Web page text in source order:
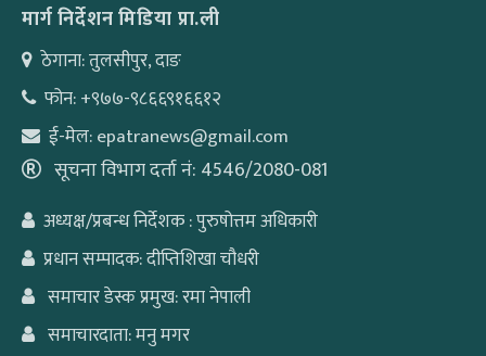
मार्ग निर्देशन मिडिया प्रा.ली
ठेगाना: तुलसीपुर, दाङ
फोन: +९७७-९८६६९१६६१२
ई-मेल: epatranews@gmail.com
सूचना विभाग दर्ता नं: 4546/2080-081
अध्यक्ष/प्रबन्ध निर्देशक : पुरुषोत्तम अधिकारी
प्रधान सम्पादक: दीप्तिशिखा चौधरी
समाचार डेस्क प्रमुख: रमा नेपाली
समाचारदाता: मनु मगर